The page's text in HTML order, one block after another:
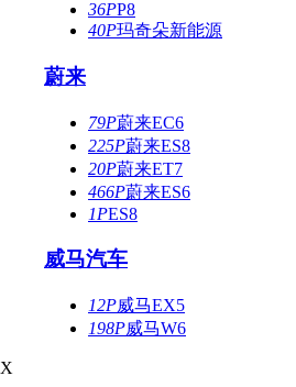
36PP8
40P玛奇朵新能源
蔚来
79P蔚来EC6
225P蔚来ES8
20P蔚来ET7
466P蔚来ES6
1PES8
威马汽车
12P威马EX5
198P威马W6
X